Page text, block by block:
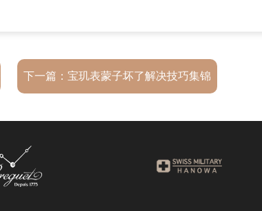
下一篇：宝玑表蒙子坏了解决技巧集锦